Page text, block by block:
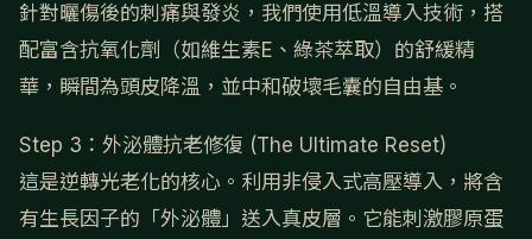
針對曬傷後的刺痛與發炎，我們使用低溫導入技術，搭
配富含抗氧化劑（如維生素E、綠茶萃取）的舒緩精
華，瞬間為頭皮降溫，並中和破壞毛囊的自由基。
Step 3：外泌體抗老修復 (The Ultimate Reset)
這是逆轉光老化的核心。利用非侵入式高壓導入，將含
有生長因子的「外泌體」送入真皮層。它能刺激膠原蛋